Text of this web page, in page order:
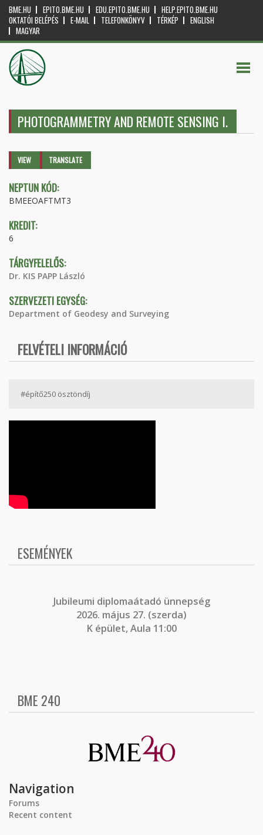
BME.HU EPITO.BME.HU EDU.EPITO.BME.HU
HELP.EPITO.BME.HU
OKTATÓI BELÉPÉS
E-MAIL TELEFONKÖNYV TÉRKÉP
ENGLISH
MAGYAR
PHOTOGRAMMETRY AND REMOTE SENSING I.
Primary tabs
VIEW (ACTIVETRANSLATE
NEPTUN KÓD:
BMEEOAFTMT3
KREDIT:
6
TÁRGYFELELŐS:
Dr. KIS PAPP László
SZERVEZETI EGYSÉG:
Department of Geodesy and Surveying
FELVÉTELI INFORMÁCIÓ
#építő250 ösztöndíj
ESEMÉNYEK
Jubileumi diplomaátadó ünnepség
2026. május 27. (szerda)
K épület, Aula 11:00
BME 240
Navigation
Forums
Recent content